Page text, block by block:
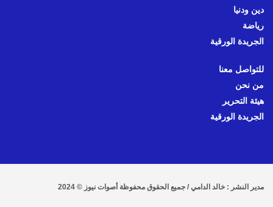
دين ودنيا
رياضة
الجريدة الورقية
للتواصل معنا
من نحن
هيئة التحرير
الجريدة الورقية
مدير النشر : خالد الدامي / جميع الحقوق محفوظة أصوات نيوز © 2024